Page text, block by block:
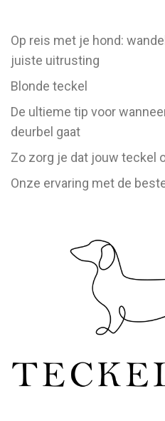
Op reis met je hond:
juiste uitrusting
Blonde teckel
De ultieme tip voor
deurbel gaat
Zo zorg je dat jouw teckel
Onze ervaring met de